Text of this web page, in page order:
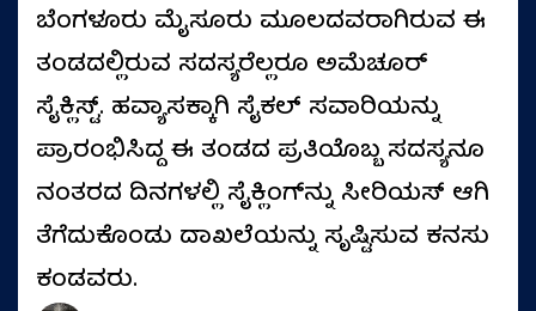
ಬೆಂಗಳೂರು ಮೈಸೂರು ಮೂಲದವರಾಗಿರುವ ಈ
ತಂಡದಲ್ಲಿರುವ ಸದಸ್ಯರೆಲ್ಲರೂ ಅಮೆಚೂರ್‌
ಸೈಕ್ಲಿಸ್ಟ್‌. ಹವ್ಯಾಸಕ್ಕಾಗಿ ಸೈಕಲ್‌ ಸವಾರಿಯನ್ನು
ಪ್ರಾರಂಭಿಸಿದ್ದ ಈ ತಂಡದ ಪ್ರತಿಯೊಬ್ಬ ಸದಸ್ಯನೂ
ನಂತರದ ದಿನಗಳಲ್ಲಿ ಸೈಕ್ಲಿಂಗ್‌ನ್ನು ಸೀರಿಯಸ್‌ ಆಗಿ
ತೆಗೆದುಕೊಂಡು ದಾಖಲೆಯನ್ನು ಸೃಷ್ಟಿಸುವ ಕನಸು
ಕಂಡವರು.